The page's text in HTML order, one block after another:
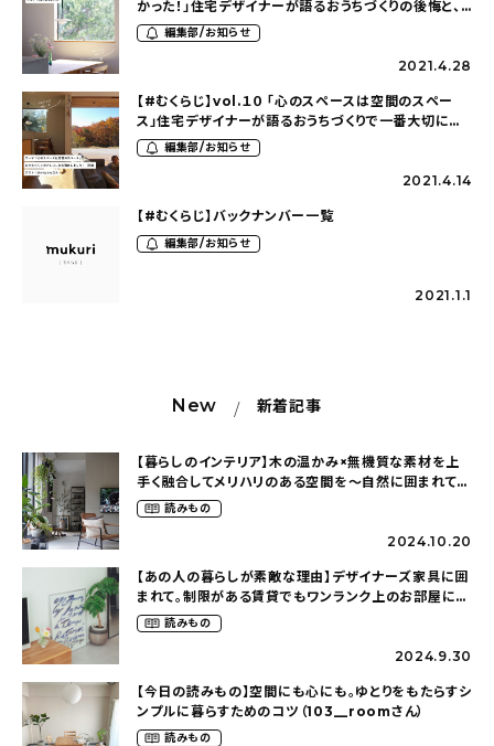
かった！」住宅デザイナーが語るおうちづくりの後悔と、
次家を建てる時のポイント-後編-（ゲスト
@erisa.ina）
編集部/お知らせ
2021.4.28
【#むくらじ】vol.１０ 「心のスペースは空間のスペー
ス」住宅デザイナーが語るおうちづくりで一番大切にし
たこと-前編-（ゲスト@erisa.ina）
編集部/お知らせ
2021.4.14
【#むくらじ】バックナンバー一覧
編集部/お知らせ
2021.1.1
New 新着記事
【暮らしのインテリア】木の温かみ×無機質な素材を上
手く融合してメリハリのある空間を〜自然に囲まれて暮
らす（ki_no_ieさん）
読みもの
2024.10.20
【あの人の暮らしが素敵な理由】デザイナーズ家具に囲
まれて。制限がある賃貸でもワンランク上のお部屋に〜
狭くても好きな暮らしのこと（_____chika708さん）
読みもの
2024.9.30
【今日の読みもの】空間にも心にも。ゆとりをもたらすシ
ンプルに暮らすためのコツ（103__roomさん）
読みもの